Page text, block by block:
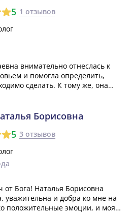
5 1 отзывов
внимательно отнеслась к
и помогла определить,
сделать. К тому же, она
план леч...»
Борисовна
5 3 отзывов
Бога! Наталья Борисовна
уважительна и добра ко мне на
положительные эмоции, и моя